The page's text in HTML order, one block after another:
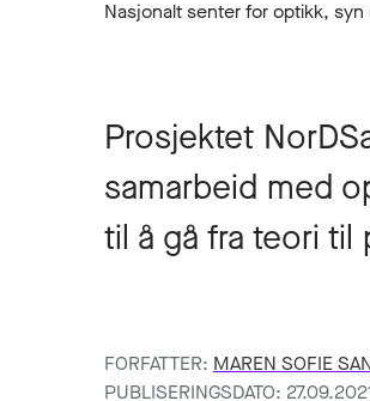
Nasjonalt senter for optikk,
Prosjektet
samarbeid med
til å gå fra teori til
FORFATTER: MAREN SOFIE
PUBLISERINGSDATO: